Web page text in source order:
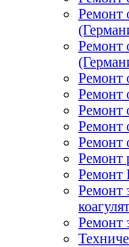
Ремонт
Ремонт
Ремонт
Ремонт
Ремонт
Ремонт
Ремонт
Ремонт
Ремонт
Ремонт
Ремонт